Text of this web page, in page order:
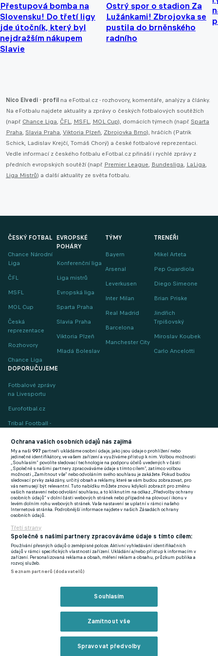
Přestupová bomba na
Slovensku! Do třetí ligy
jde útočník, který byl
nejdražším nákupem
Slavie
Ostrý spor o stadion Za
Lužánkami! Zbrojovka se
pustila do brněnského
radního
Nico Elvedi - profil na eFotbal.cz - rozhovory, komentáře, analýzy a články.
Na eFotbalu najdete aktuality a zprávy o českých fotbalových soutěžích
(např. Chance Liga, ČFL, MSFL, MOL Cup), domácích týmech (např. Sparta
Praha, Slavia Praha, Viktoria Plzeň, Zbrojovka Brno), hráčích (Patrik
Schick, Ladislav Krejčí, Tomáš Chorý) a české fotbalové reprezentaci.
Vedle informací z českého fotbalu eFotbal.cz přináší i rychlé zprávy z
předních evropských soutěží (např. Premier League, Bundesliga, LaLiga,
Liga Mistrů) a další aktuality ze světa fotbalu.
ČESKÝ FOTBAL
Chance Národní
Liga
ČFL
MSFL
MOL Cup
Česká
reprezentace
Rozhovory
Chance Liga
EVROPSKÉ
POHÁRY
Konferenční liga
Liga mistrů
Evropská liga
Sparta Praha
Slavia Praha
Viktoria Plzeň
Mladá Boleslav
TÝMY
Bayern
Arsenal
Leverkusen
Inter Milan
Real Madrid
Barcelona
Manchester City
TRENÉŘI
Mikel Arteta
Pep Guardiola
Diego Simeone
Brian Priske
Jindřich
Trpišovský
Miroslav Koubek
Carlo Ancelotti
DOPORUČUJEME
Fotbalové zprávy
na Livesportu
Eurofotbal.cz
Tribal Football -
(EN)
FlashFutbal (SK)
Tenisportal.cz
Tenisové zprávy
na Livesportu
Podmínky užití
Zásady ochrany osobních údajů
GDPR a žurnalistika
Ochrana vašich osobních údajů nás zajímá
My a naši997 partneři ukládáme osobní údaje, jako jsou údaje o prohlížení nebo
jedinečné identifikátory, ve vašem zařízení a využíváme přístup k nim. Volbou možnosti
„Souhlasím“ povolíte sledovací technologie na podporu účelů uvedených v části
„Společně s našimi partnery zpracováváme údaje s tímto cílem“, zatímco volbou
možnosti „Zamítnout vše“ nebo odvoláním svého souhlasu je zakážete. Pokud budou
sledovací prvky zakázány, určitý obsah a reklamy, které se vám budou zobrazovat, pro
vás nemusejí být relevantní. Tuto nabídku můžete znovu kdykoli zobrazit pro změnu
vašich nastavení nebo odvolání souhlasu, a to kliknutím na odkaz „Předvolby ochrany
osobních údajů“ v dolní části webových stránek nebo případně na plovoucí ikonu v
levém dolním rohu webových stránek. Vaše nastavení se uplatní v rámci našeho
Internetová stránka. Podrobnější informace najdete v našich Zásadách ochrany
osobních údajů.
Třetí strany
Společně s našimi partnery zpracováváme údaje s tímto cílem:
Používání přesných údajů o zeměpisné poloze. Aktivní vyhledávání identifikačních
údajů v rámci specifických vlastností zařízení. Ukládání a/nebo přístup k informacím v
zařízení. Personalizovaná reklama a obsah, měření reklam a obsahu, průzkum publika a
rozvoj služeb.
Seznam partnerů (dodavatelů)
Souhlasím
Zamítnout vše
Spravovat předvolby